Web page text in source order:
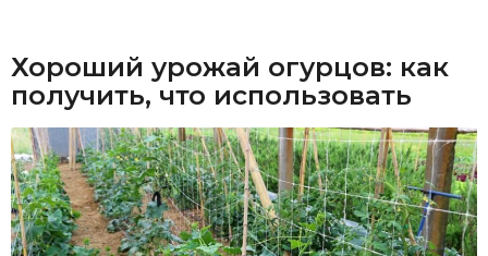
Хороший урожай огурцов: как
получить, что использовать